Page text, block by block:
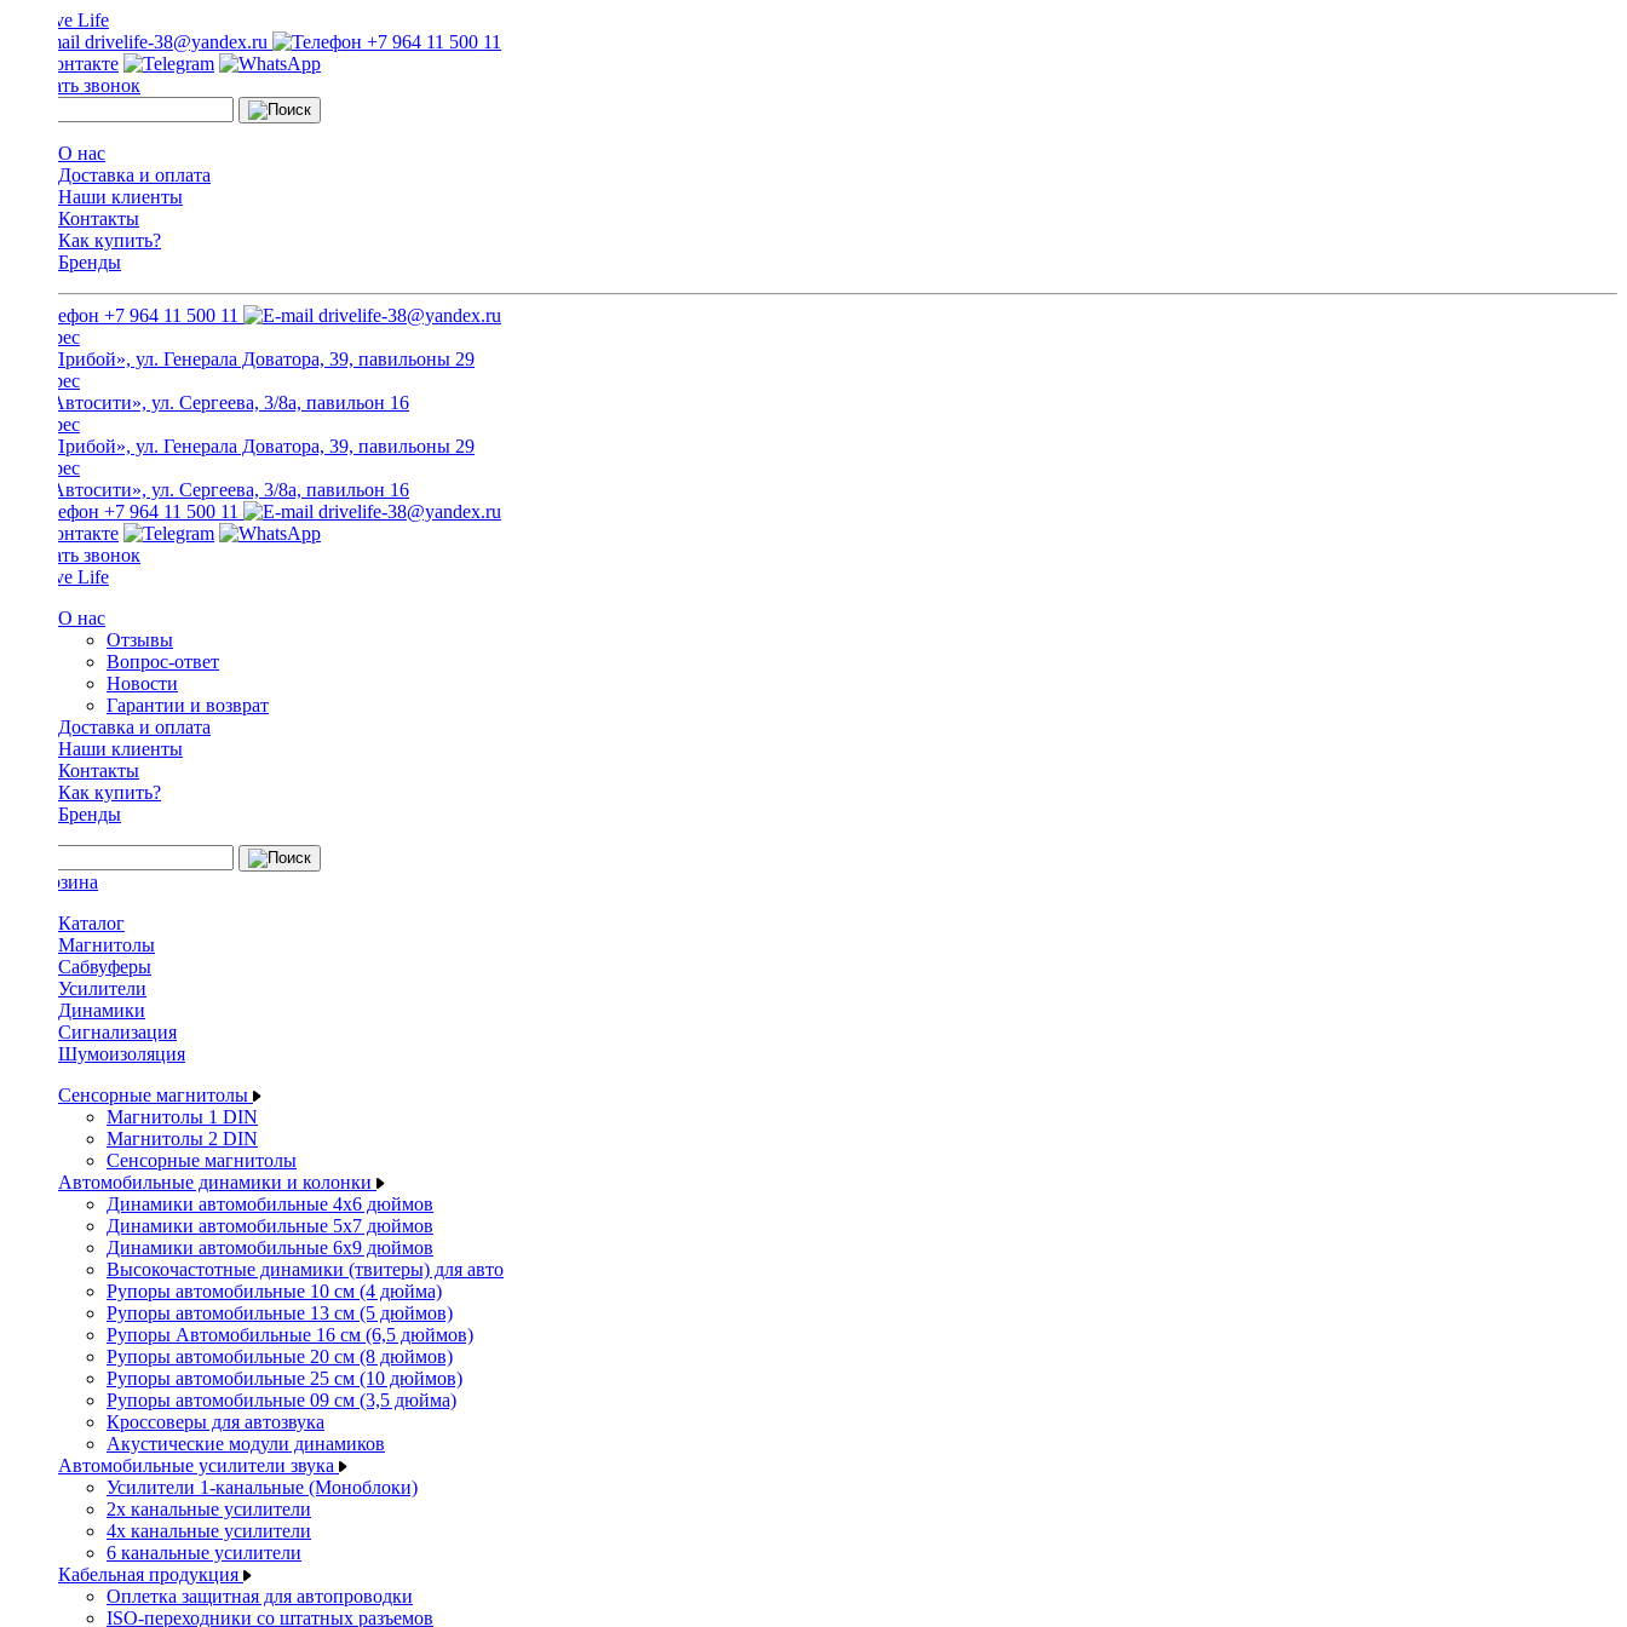
drivelife-38@yandex.ru +7 964 11 500 11
Заказать звонок
О нас
Доставка и оплата
Наши клиенты
Контакты
Как купить?
Бренды
+7 964 11 500 11 drivelife-38@yandex.ru
ТЦ «Прибой», ул. Генерала Доватора, 39, павильоны 29
ТЦ «Автосити», ул. Сергеева, 3/8а, павильон 16
ТЦ «Прибой», ул. Генерала Доватора, 39, павильоны 29
ТЦ «Автосити», ул. Сергеева, 3/8а, павильон 16
+7 964 11 500 11
drivelife-38@yandex.ru
Заказать звонок
О нас
Отзывы
Вопрос-ответ
Новости
Гарантии и возврат
Доставка и оплата
Наши клиенты
Контакты
Как купить?
Бренды
Каталог
Магнитолы
Сабвуферы
Усилители
Динамики
Сигнализация
Шумоизоляция
Сенсорные магнитолы
Магнитолы 1 DIN
Магнитолы 2 DIN
Сенсорные магнитолы
Автомобильные динамики и колонки
Динамики автомобильные 4x6 дюймов
Динамики автомобильные 5x7 дюймов
Динамики автомобильные 6x9 дюймов
Высокочастотные динамики (твитеры) для авто
Рупоры автомобильные 10 см (4 дюйма)
Рупоры автомобильные 13 см (5 дюймов)
Рупоры Автомобильные 16 см (6,5 дюймов)
Рупоры автомобильные 20 см (8 дюймов)
Рупоры автомобильные 25 см (10 дюймов)
Рупоры автомобильные 09 см (3,5 дюйма)
Кроссоверы для автозвука
Акустические модули динамиков
Автомобильные усилители звука
Усилители 1-канальные (Моноблоки)
2х канальные усилители
4х канальные усилители
6 канальные усилители
Кабельная продукция
Оплетка защитная для автопроводки
ISO-переходники со штатных разъемов